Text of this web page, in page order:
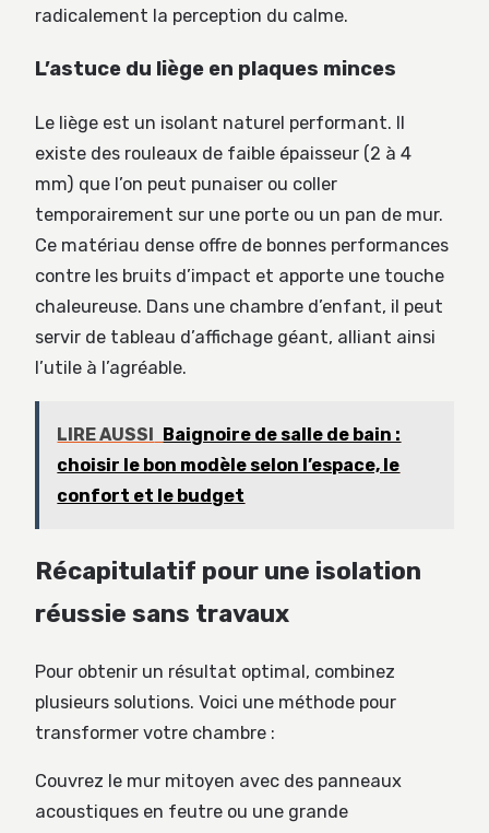
radicalement la perception du calme.
L’astuce du liège en plaques minces
Le liège est un isolant naturel performant. Il
existe des rouleaux de faible épaisseur (2 à 4
mm) que l’on peut punaiser ou coller
temporairement sur une porte ou un pan de mur.
Ce matériau dense offre de bonnes performances
contre les bruits d’impact et apporte une touche
chaleureuse. Dans une chambre d’enfant, il peut
servir de tableau d’affichage géant, alliant ainsi
l’utile à l’agréable.
LIRE AUSSI Baignoire de salle de bain :
choisir le bon modèle selon l’espace, le
confort et le budget
Récapitulatif pour une isolation
réussie sans travaux
Pour obtenir un résultat optimal, combinez
plusieurs solutions. Voici une méthode pour
transformer votre chambre :
Couvrez le mur mitoyen avec des panneaux
acoustiques en feutre ou une grande